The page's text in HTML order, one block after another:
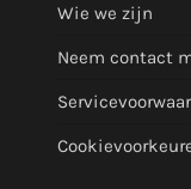
Wie we zijn
Neem contact